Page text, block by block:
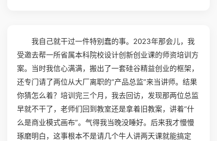
我自己就干过一件特别蠢的事。2023年那会儿，我
受邀去帮一所省属本科院校设计创新创业课的师资培训方
案。当时我信心满满，搬出了一套硅谷精益创业的框架，
还专门请了两位从大厂离职的“产品总监”来当讲师。结果
你猜怎么着？培训完三个月，我去回访，发现那两位总监
早就不干了，老师们回到教室还是拿着旧教案，讲着“什
么是商业模式画布”。气得我当晚没睡好。后来我才慢慢
琢磨明白，这事根本不是请几个牛人讲两天课就能搞定